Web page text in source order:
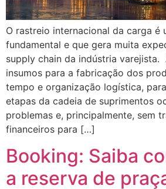
O rastreio internacional da carga é
fundamental e que gera muita
supply chain da indústria
insumos para a fabricação dos
tempo e organização logística,
etapas da cadeia de suprimentos
problemas e, principalmente, sem
financeiros para […]
Booking: Saiba
a reserva de